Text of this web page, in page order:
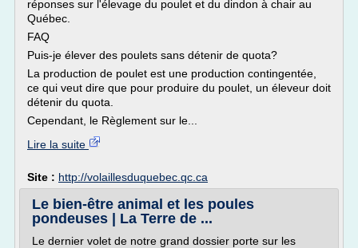
réponses sur l'élevage du poulet et du dindon à chair au
Québec.
FAQ
Puis-je élever des poulets sans détenir de quota?
La production de poulet est une production contingentée,
ce qui veut dire que pour produire du poulet, un éleveur doit
détenir du quota.
Cependant, le Règlement sur le...
Lire la suite
Site : http://volaillesduquebec.qc.ca
Le bien-être animal et les poules
pondeuses | La Terre de ...
Le dernier volet de notre grand dossier porte sur les